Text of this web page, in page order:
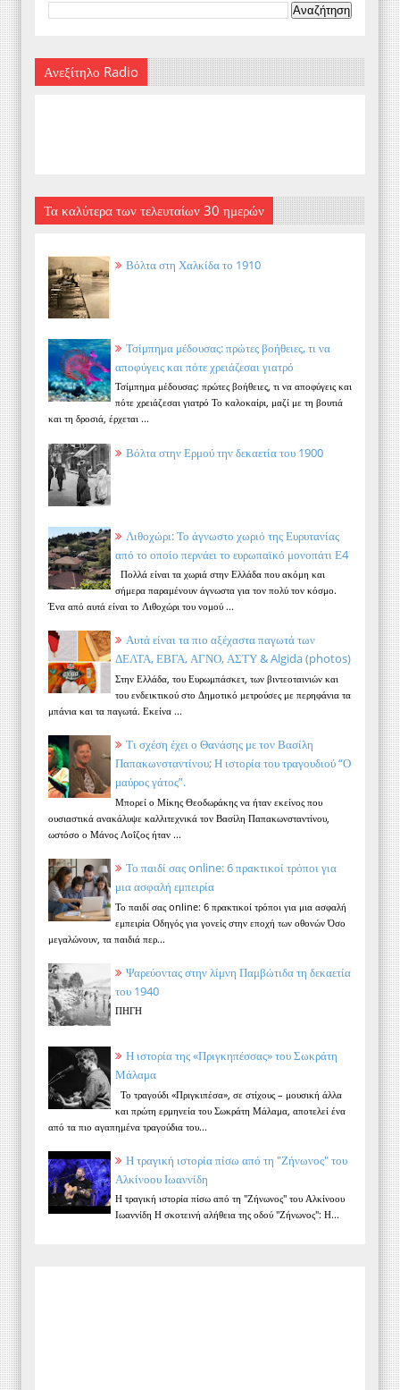
Ανεξίτηλο Radio
Τα καλύτερα των τελευταίων 30 ημερών
Βόλτα στη Χαλκίδα το 1910
Τσίμπημα μέδουσας: πρώτες βοήθειες, τι να
αποφύγεις και πότε χρειάζεσαι γιατρό
Τσίμπημα μέδουσας: πρώτες βοήθειες, τι να αποφύγεις και
πότε χρειάζεσαι γιατρό Το καλοκαίρι, μαζί με τη βουτιά
και τη δροσιά, έρχεται ...
Βόλτα στην Ερμού την δεκαετία του 1900
Λιθοχώρι: Το άγνωστο χωριό της Ευρυτανίας
από το οποίο περνάει το ευρωπαϊκό μονοπάτι Ε4
Πολλά είναι τα χωριά στην Ελλάδα που ακόμη και
σήμερα παραμένουν άγνωστα για τον πολύ τον κόσμο.
Ένα από αυτά είναι το Λιθοχώρι του νομού ...
Αυτά είναι τα πιο αξέχαστα παγωτά των
ΔΕΛΤΑ, ΕΒΓΑ, ΑΓΝΟ, ΑΣΤΥ & Algida (photos)
Στην Ελλάδα, του Ευρωμπάσκετ, των βιντεοταινιών και
του ενδεικτικού στο Δημοτικό μετρούσες με περηφάνια τα
μπάνια και τα παγωτά. Εκείνα ...
Τι σχέση έχει ο Θανάσης με τον Βασίλη
Παπακωνσταντίνου; Η ιστορία του τραγουδιού “Ο
μαύρος γάτος”.
Μπορεί ο Μίκης Θεοδωράκης να ήταν εκείνος που
ουσιαστικά ανακάλυψε καλλιτεχνικά τον Βασίλη Παπακωνσταντίνου,
ωστόσο ο Μάνος Λοΐζος ήταν ...
Το παιδί σας online: 6 πρακτικοί τρόποι για
μια ασφαλή εμπειρία
Το παιδί σας online: 6 πρακτικοί τρόποι για μια ασφαλή
εμπειρία Οδηγός για γονείς στην εποχή των οθονών Όσο
μεγαλώνουν, τα παιδιά περ...
Ψαρεύοντας στην λίμνη Παμβώτιδα τη δεκαετία
του 1940
ΠΗΓΗ
Η ιστορία της «Πριγκηπέσσας» του Σωκράτη
Μάλαμα
Το τραγούδι «Πριγκιπέσα», σε στίχους – μουσική άλλα
και πρώτη ερμηνεία του Σωκράτη Μάλαμα, αποτελεί ένα
από τα πιο αγαπημένα τραγούδια του...
Η τραγική ιστορία πίσω από τη "Ζήνωνος" του
Αλκίνοου Ιωαννίδη
Η τραγική ιστορία πίσω από τη "Ζήνωνος" του Αλκίνοου
Ιωαννίδη Η σκοτεινή αλήθεια της οδού "Ζήνωνος": Η...